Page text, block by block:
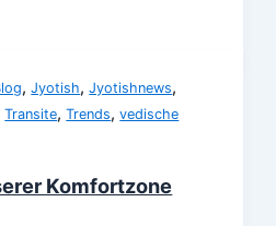
,Jyotish,Jyotishnews,
Transite,Trends,vedische
Komfortzone